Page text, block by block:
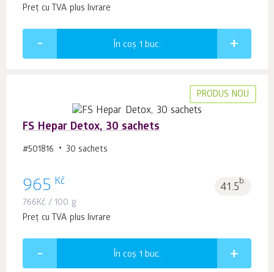
Preț cu TVA plus livrare
În coș 1 buc.
PRODUS NOU
FS Hepar Detox, 30 sachets
#501816 30 sachets
965 Kč 41.5b.
766Kč / 100 g
Preț cu TVA plus livrare
În coș 1 buc.